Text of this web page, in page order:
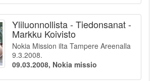
Yliluonnollista - Tiedonsanat -
Markku Koivisto
Nokia Mission ilta Tampere Areenalla
9.3.2008.
09.03.2008, Nokia missio